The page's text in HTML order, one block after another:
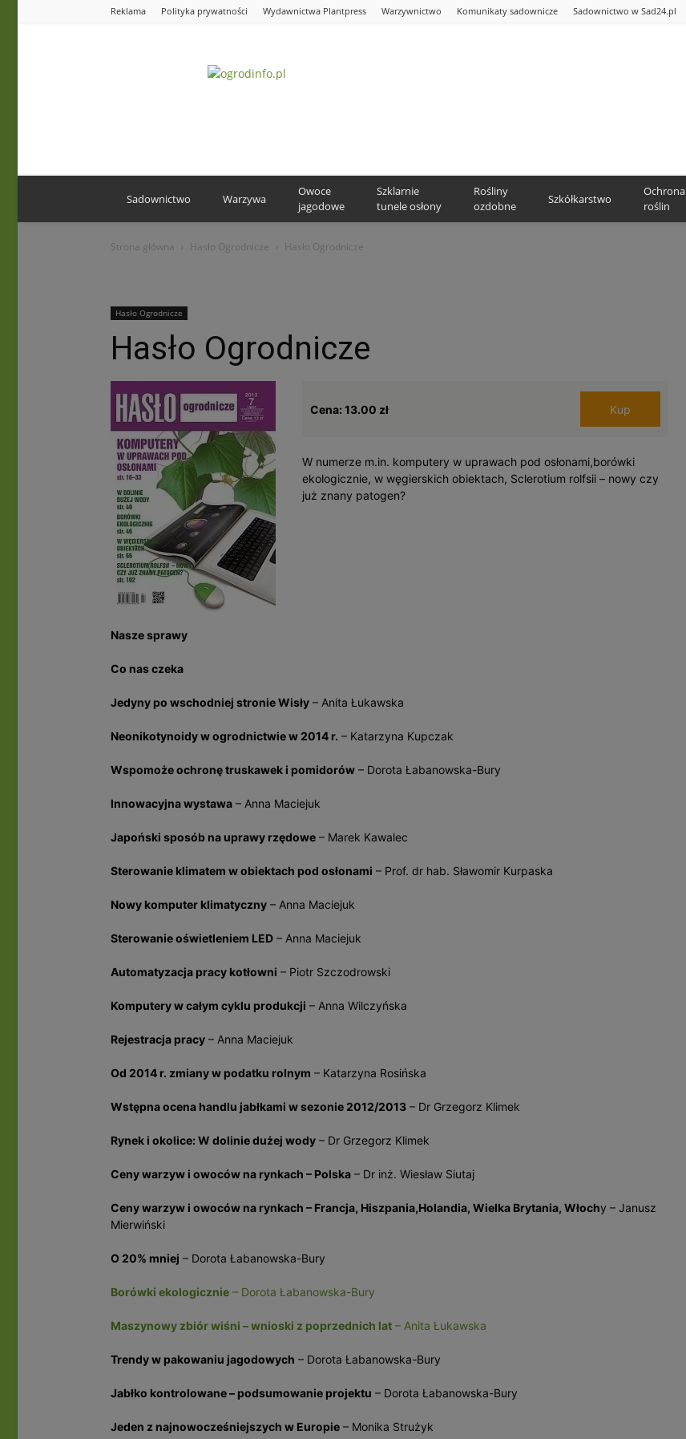
Reklama Polityka prywatności Wydawnictwa Plantpress Warzywnictwo Komunikaty sadownicze Sadownictwo w Sad24.pl
Sadownictwo Warzywa
Owoce
jagodowe
Szklarnie
tunele osłony
Rośliny
ozdobne
Szkółkarstwo
Ochrona
roślin
Strona główna Hasło Ogrodnicze Hasło Ogrodnicze
Hasło Ogrodnicze
Hasło Ogrodnicze
Cena: 13.00 zł Kup
W numerze m.in. komputery w uprawach pod osłonami,borówki
ekologicznie, w węgierskich obiektach, Sclerotium rolfsii – nowy czy
już znany patogen?
Nasze sprawy
Co nas czeka
Jedyny po wschodniej stronie Wisły – Anita Łukawska
Neonikotynoidy w ogrodnictwie w 2014 r. – Katarzyna Kupczak
Wspomoże ochronę truskawek i pomidorów – Dorota Łabanowska-Bury
Innowacyjna wystawa – Anna Maciejuk
Japoński sposób na uprawy rzędowe – Marek Kawalec
Sterowanie klimatem w obiektach pod osłonami – Prof. dr hab. Sławomir Kurpaska
Nowy komputer klimatyczny – Anna Maciejuk
Sterowanie oświetleniem LED – Anna Maciejuk
Automatyzacja pracy kotłowni – Piotr Szczodrowski
Komputery w całym cyklu produkcji – Anna Wilczyńska
Rejestracja pracy – Anna Maciejuk
Od 2014 r. zmiany w podatku rolnym – Katarzyna Rosińska
Wstępna ocena handlu jabłkami w sezonie 2012/2013 – Dr Grzegorz Klimek
Rynek i okolice: W dolinie dużej wody – Dr Grzegorz Klimek
Ceny warzyw i owoców na rynkach – Polska – Dr inż. Wiesław Siutaj
Ceny warzyw i owoców na rynkach – Francja, Hiszpania,Holandia, Wielka Brytania, Włochy – Janusz
Mierwiński
O 20% mniej – Dorota Łabanowska-Bury
Borówki ekologicznie – Dorota Łabanowska-Bury
Maszynowy zbiór wiśni – wnioski z poprzednich lat – Anita Łukawska
Trendy w pakowaniu jagodowych – Dorota Łabanowska-Bury
Jabłko kontrolowane – podsumowanie projektu – Dorota Łabanowska-Bury
Jeden z najnowocześniejszych w Europie – Monika Strużyk